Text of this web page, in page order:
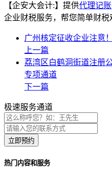
【企安大会计:】提供代理记账
企业财税服务，帮您简单财税
广州核定征收企业注意
上一篇
荔湾区白鹤洞街道注册
专项通道
下一篇
极速服务通道
立即预约
热门内容和服务